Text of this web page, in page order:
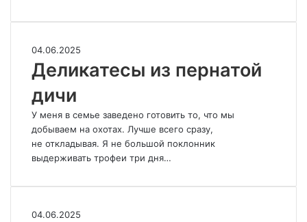
Деликатесы
из
пернатой
дичи
04.06.2025
Деликатесы из пернатой
дичи
У меня в семье заведено готовить то, что мы
добываем на охотах. Лучше всего сразу,
не откладывая. Я не большой поклонник
выдерживать трофеи три дня…
Кабан
04.06.2025